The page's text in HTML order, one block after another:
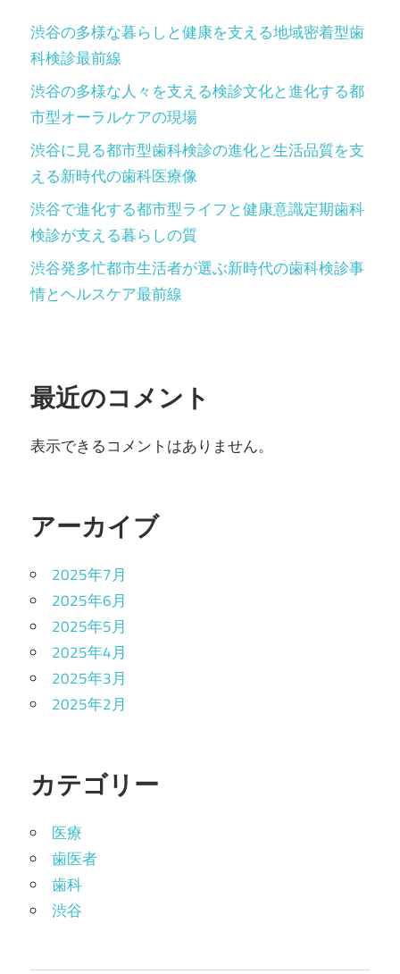
渋谷の多様な暮らしと健康を支える地域密着型歯
科検診最前線
渋谷の多様な人々を支える検診文化と進化する都
市型オーラルケアの現場
渋谷に見る都市型歯科検診の進化と生活品質を支
える新時代の歯科医療像
渋谷で進化する都市型ライフと健康意識定期歯科
検診が支える暮らしの質
渋谷発多忙都市生活者が選ぶ新時代の歯科検診事
情とヘルスケア最前線
最近のコメント
表示できるコメントはありません。
アーカイブ
2025年7月
2025年6月
2025年5月
2025年4月
2025年3月
2025年2月
カテゴリー
医療
歯医者
歯科
渋谷